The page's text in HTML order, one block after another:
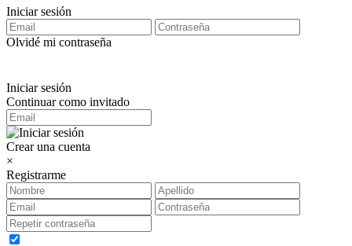
Iniciar sesión
Olvidé mi contraseña
Iniciar sesión
Continuar como invitado
Crear una cuenta
×
Registrarme